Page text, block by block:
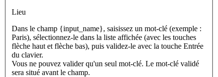
Lieu
Dans le champ {input_name}, saisissez un mot-clé (exemple :
Paris), sélectionnez-le dans la liste affichée (avec les touches
flèche haut et flèche bas), puis validez-le avec la touche Entrée
du clavier.
Vous ne pouvez valider qu'un seul mot-clé. Le mot-clé validé
sera situé avant le champ.